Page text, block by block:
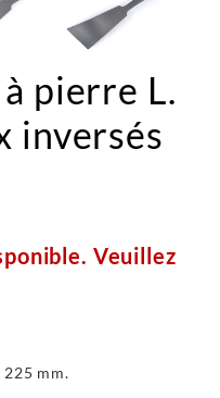
pierre L.
inversés
Veuillez
mm.